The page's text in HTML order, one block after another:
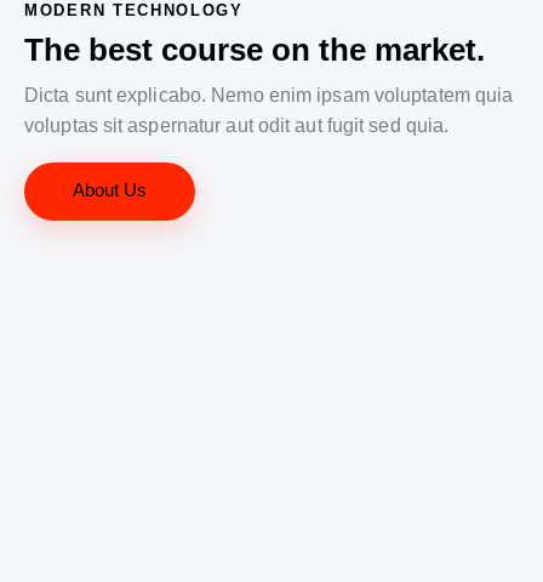
MODERN TECHNOLOGY
The best course on the market.
Dicta sunt explicabo. Nemo enim ipsam voluptatem quia
voluptas sit aspernatur aut odit aut fugit sed quia.
About Us